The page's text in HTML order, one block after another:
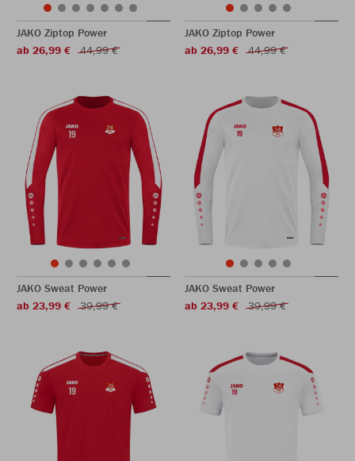
JAKO Ziptop Power
ab 26,99 €
44,99 €
JAKO Ziptop Power
ab 26,99 €
44,99 €
JAKO Sweat Power
ab 23,99 €
39,99 €
JAKO Sweat Power
ab 23,99 €
39,99 €